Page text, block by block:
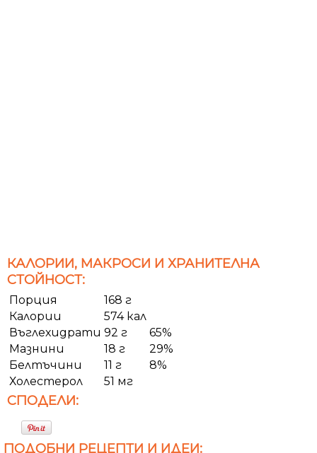
КАЛОРИИ, МАКРОСИ И ХРАНИТЕЛНА
СТОЙНОСТ:
Порция
168 г
Калории
574 кал
Въглехидрати 92 г
65%
Мазнини
18 г
29%
Белтъчини
11 г
8%
Холестерол
51 мг
СПОДЕЛИ:
ПОДОБНИ РЕЦЕПТИ И ИДЕИ: